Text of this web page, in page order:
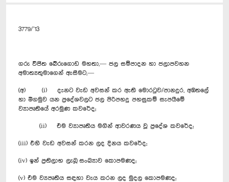
3779/’13
ගරු විජිත බේරු‍ගොඩ මහතා,— ජල සම්පාදන හා ජලාපවහන
අමාත්‍යතුමාගෙන් ඇසීමට,—
(අ) (i) දැනට වැඩ අවසන් කර ඇති මොරටුව/පානදුර, අඹතලේ
හා මීගමුව යන ප්‍රදේශවලට ජල පිරිපහදු පහසුකම් සැපයීමේ
ව්‍යාපෘතියේ අරමුණ කවරේද;
(ii) එම ව්‍යාපෘතිය මගින් ආවරණය වූ ප්‍රදේශ කවරේද;
(iii) එහි වැඩ අවසන් කරන ලද දිනය කවරේද;
(iv) ඉන් ප්‍රතිලාභ ලැබූ සංඛ්‍යාව කොපමණද;
(v) එම ව්‍යපෘතිය සඳහා වැය කරන ලද මුදල කොපමණද;